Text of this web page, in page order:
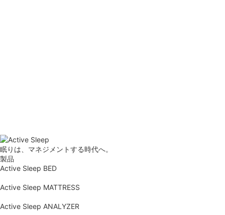
眠りは、マネジメントする時代へ。
製品
Active Sleep BED
Active Sleep MATTRESS
Active Sleep ANALYZER